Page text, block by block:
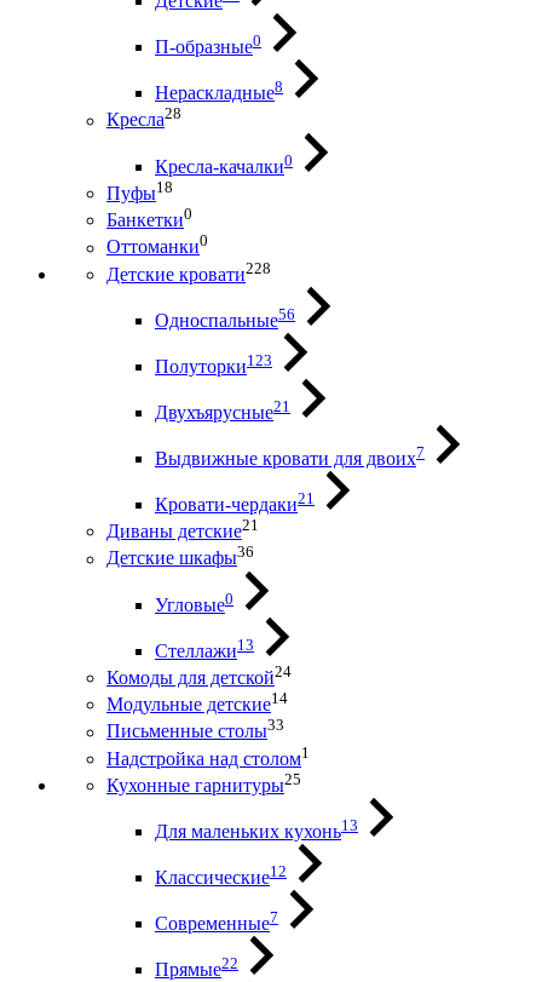
П-образные0
Нераскладные8
Кресла28
Кресла-качалки0
Пуфы18
Банкетки0
Оттоманки0
Детские кровати228
Односпальные56
Полуторки123
Двухъярусные21
Выдвижные кровати для двоих7
Кровати-чердаки21
Диваны детские21
Детские шкафы36
Угловые0
Стеллажи13
Комоды для детской24
Модульные детские14
Письменные столы33
Надстройка над столом1
Кухонные гарнитуры25
Для маленьких кухонь13
Классические12
Современные7
Прямые22